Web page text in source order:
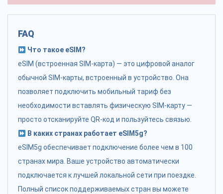
FAQ
Что такое eSIM?
eSIM (встроенная SIM-карта) — это цифровой аналог
обычной SIM-карты, встроенный в устройство. Она
позволяет подключить мобильный тариф без
необходимости вставлять физическую SIM-карту —
просто отсканируйте QR-код и пользуйтесь связью.
В каких странах работает eSIM5g?
eSIM5g обеспечивает подключение более чем в 100
странах мира. Ваше устройство автоматически
подключается к лучшей локальной сети при поездке.
Полный список поддерживаемых стран вы можете